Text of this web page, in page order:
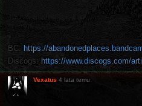
BC: https://
Discogs: https://www.discogs.com/
Vexatus 4 lata temu